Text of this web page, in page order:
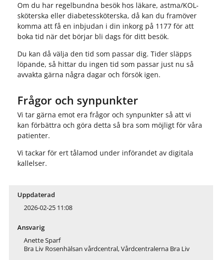
Om du har regelbundna besök hos läkare, astma/KOL-
sköterska eller diabetessköterska, då kan du framöver
komma att få en inbjudan i din inkorg på 1177 för att
boka tid när det börjar bli dags för ditt besök.
Du kan då välja den tid som passar dig. Tider släpps
löpande, så hittar du ingen tid som passar just nu så
avvakta gärna några dagar och försök igen.
Frågor och synpunkter
Vi tar gärna emot era frågor och synpunkter så att vi
kan förbättra och göra detta så bra som möjligt för våra
patienter.
Vi tackar för ert tålamod under införandet av digitala
kallelser.
Uppdaterad
2026-02-25 11:08
Ansvarig
Anette Sparf
Bra Liv Rosenhälsan vårdcentral, Vårdcentralerna Bra Liv